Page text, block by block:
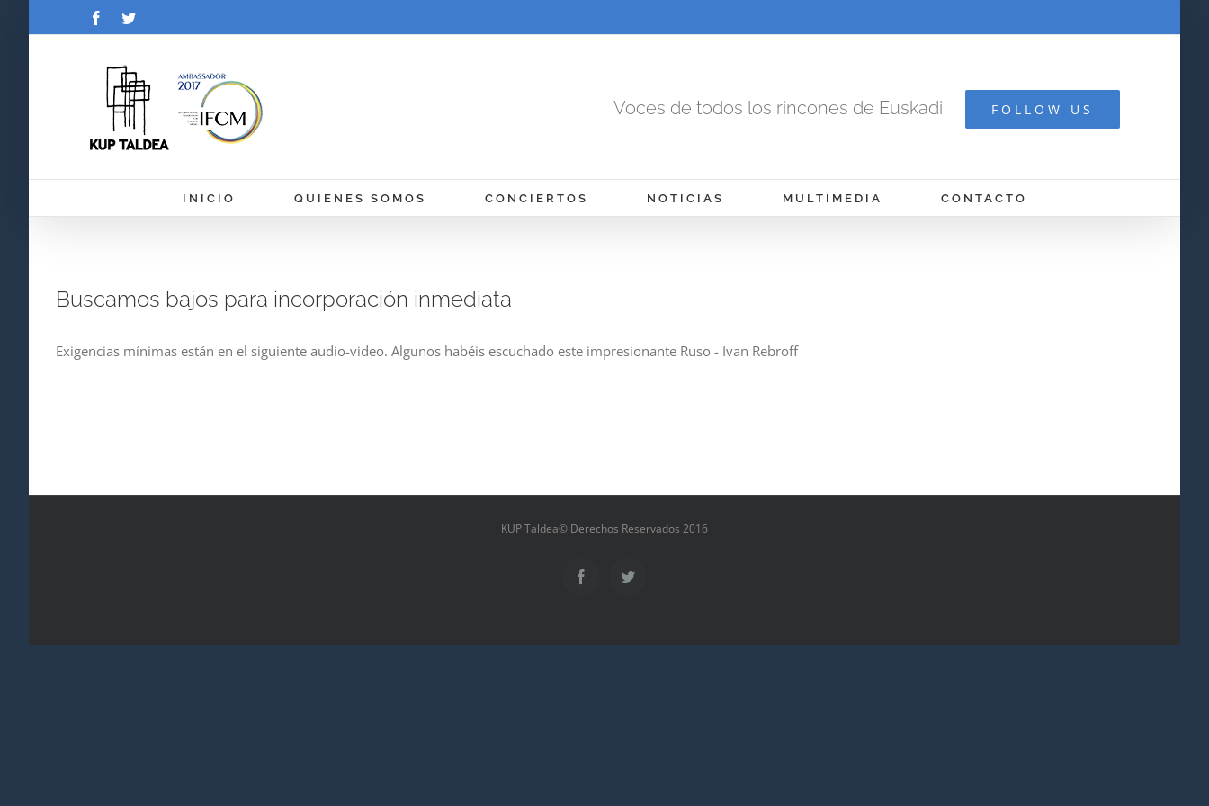
FacebookTwitter
Voces de todos los rincones de Euskadi FOLLOW US
INICIO QUIENES SOMOS CONCIERTOS NOTICIAS MULTIMEDIA CONTACTO
Buscamos bajos para incorporación inmediata
Exigencias mínimas están en el siguiente audio-video. Algunos habéis escuchado este impresionante Ruso - Ivan Rebroff
KUP Taldea© Derechos Reservados 2016
FacebookTwitter